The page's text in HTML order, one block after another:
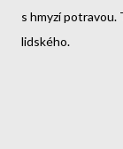
s hmyzí potravou.
lidského.